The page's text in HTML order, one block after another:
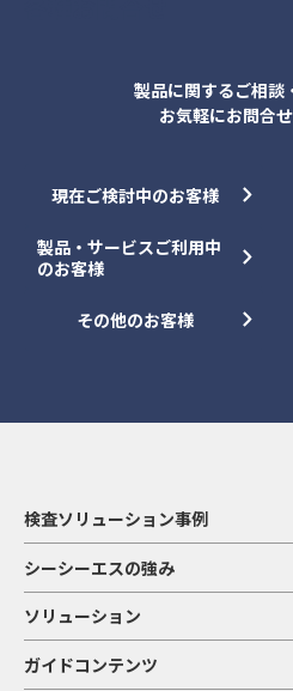
製品に関するご相談
お気軽にお問合せ
現在ご検討中のお客様
製品・サービスご利用中
のお客様
その他のお客様
検査ソリューション事例
シーシーエスの強み
ソリューション
ガイドコンテンツ